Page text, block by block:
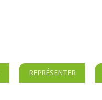
REPRÉSENTER